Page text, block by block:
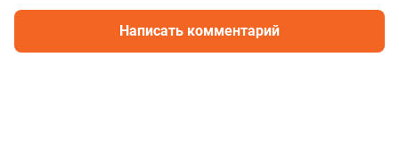
Написать комментарий